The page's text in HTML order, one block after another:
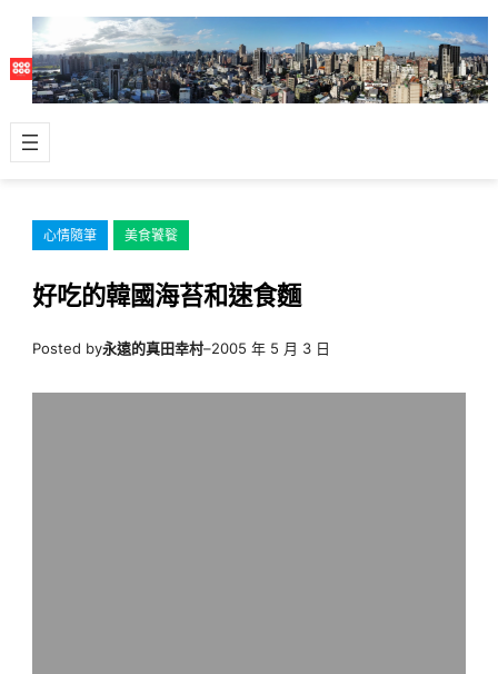
主
容
心情隨筆 美食饕餮
好吃的韓國海苔和速食麵
Posted by永遠的真田幸村–2005 年 5 月 3 日